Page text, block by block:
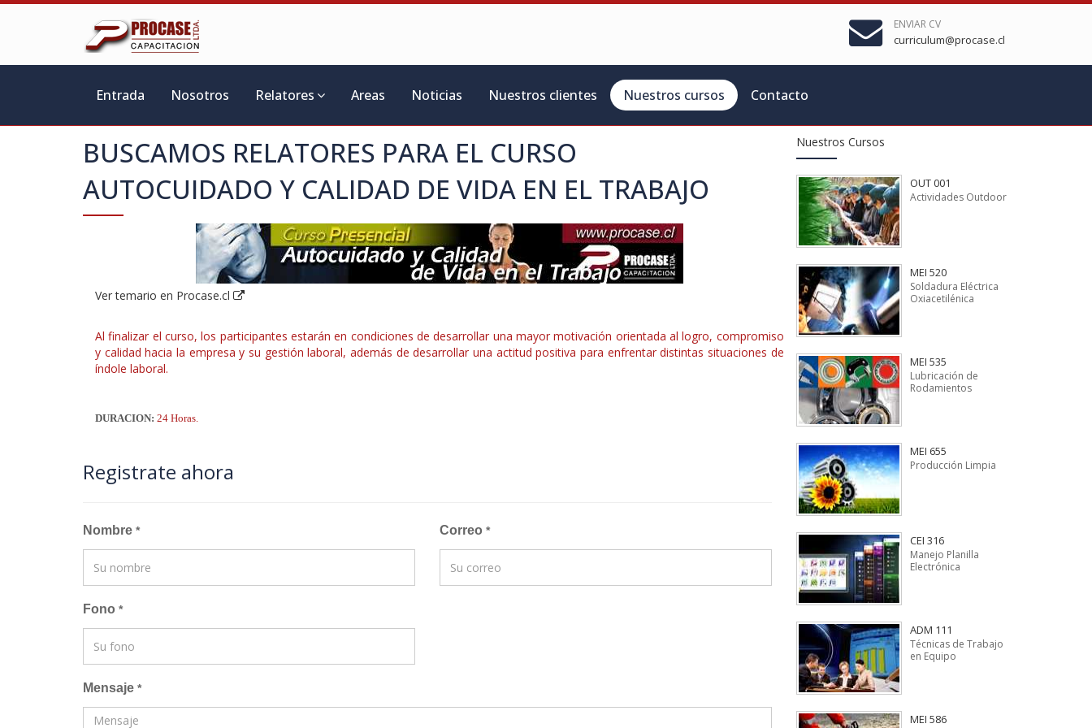
ENVIAR CV
curriculum@procase.cl
Entrada Nosotros Relatores Areas Noticias Nuestros clientes Nuestros cursos Contacto
BUSCAMOS RELATORES PARA EL CURSO
AUTOCUIDADO Y CALIDAD DE VIDA EN EL TRABAJO
Ver temario en Procase.cl
Al finalizar el curso, los participantes estarán en condiciones de desarrollar una mayor motivación orientada al logro, compromiso
y calidad hacia la empresa y su gestión laboral, además de desarrollar una actitud positiva para enfrentar distintas situaciones de
índole laboral.
DURACION: 24 Horas.
Registrate ahora
Nombre * Correo *
Fono *
Mensaje *
Nuestros Cursos
OUT 001
Actividades Outdoor
MEI 520
Soldadura Eléctrica
Oxiacetilénica
MEI 535
Lubricación de
Rodamientos
MEI 655
Producción Limpia
CEI 316
Manejo Planilla
Electrónica
ADM 111
Técnicas de Trabajo
en Equipo
MEI 586